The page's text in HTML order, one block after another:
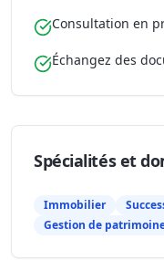
Consultation en
Échangez des
Spécialités et
Immobilier
Gestion de